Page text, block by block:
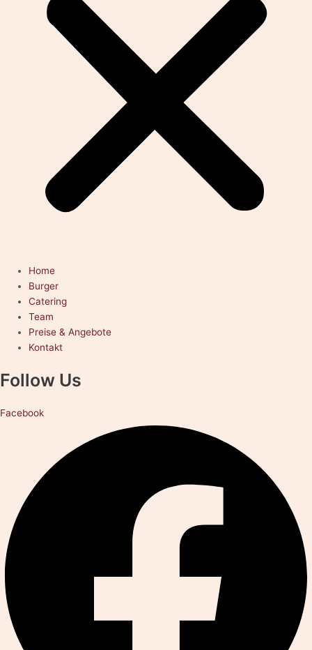
Home
Burger
Catering
Team
Preise & Angebote
Kontakt
Follow Us
Facebook